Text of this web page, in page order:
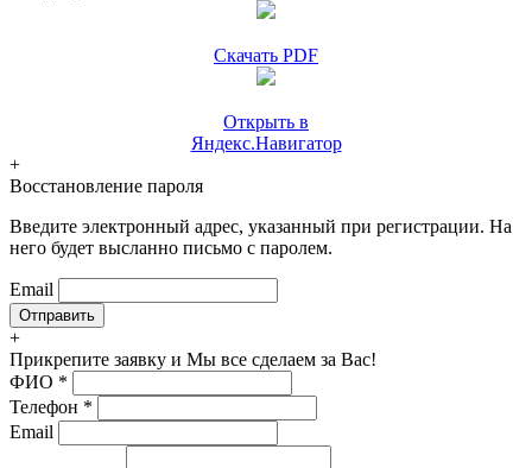
Скачать PDF
Открыть в
Яндекс.Навигатор
+
Восстановление пароля
Введите электронный адрес, указанный при регистрации. На
него будет высланно письмо с паролем.
Email
+
Прикрепите заявку и Мы все сделаем за Вас!
ФИО *
Телефон *
Email